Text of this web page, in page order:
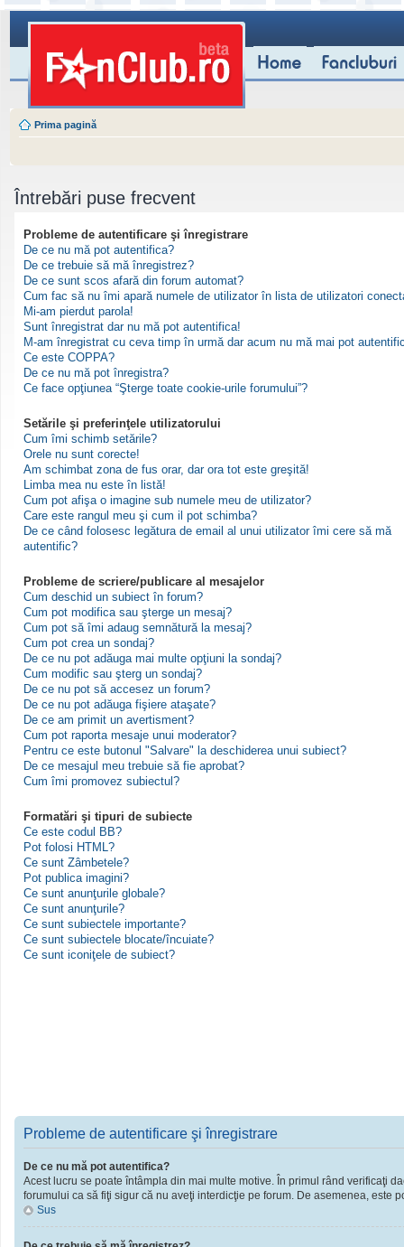
Prima pagină
Întrebări puse frecvent
Probleme de autentificare şi înregistrare
De ce nu mă pot autentifica?
De ce trebuie să mă înregistrez?
De ce sunt scos afară din forum automat?
Cum fac să nu îmi apară numele de utilizator în lista de utilizatori
Mi-am pierdut parola!
Sunt înregistrat dar nu mă pot autentifica!
M-am înregistrat cu ceva timp în urmă dar acum nu mă mai pot
Ce este COPPA?
De ce nu mă pot înregistra?
Ce face opţiunea “Şterge toate cookie-urile forumului”?
Setările şi preferinţele utilizatorului
Cum îmi schimb setările?
Orele nu sunt corecte!
Am schimbat zona de fus orar, dar ora tot este greşită!
Limba mea nu este în listă!
Cum pot afişa o imagine sub numele meu de utilizator?
Care este rangul meu şi cum il pot schimba?
De ce când folosesc legătura de email al unui utilizator îmi cere să mă
autentific?
Probleme de scriere/publicare al mesajelor
Cum deschid un subiect în forum?
Cum pot modifica sau şterge un mesaj?
Cum pot să îmi adaug semnătură la mesaj?
Cum pot crea un sondaj?
De ce nu pot adăuga mai multe opţiuni la sondaj?
Cum modific sau şterg un sondaj?
De ce nu pot să accesez un forum?
De ce nu pot adăuga fişiere ataşate?
De ce am primit un avertisment?
Cum pot raporta mesaje unui moderator?
Pentru ce este butonul "Salvare" la deschiderea unui subiect?
De ce mesajul meu trebuie să fie aprobat?
Cum îmi promovez subiectul?
Formatări şi tipuri de subiecte
Ce este codul BB?
Pot folosi HTML?
Ce sunt Zâmbetele?
Pot publica imagini?
Ce sunt anunţurile globale?
Ce sunt anunţurile?
Ce sunt subiectele importante?
Ce sunt subiectele blocate/încuiate?
Ce sunt iconiţele de subiect?
Probleme de autentificare şi înregistrare
De ce nu mă pot autentifica?
Acest lucru se poate întâmpla din mai multe motive. În primul rând verificaţi
forumului ca să fiţi sigur că nu aveţi interdicţie pe forum. De asemenea,
Sus